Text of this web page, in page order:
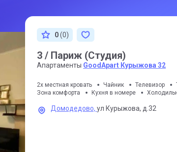
0(0)
3 / Париж (Студия)
Апартаменты GoodApart Курыжова 32
2х местная кровать Чайник Телевизор
Зона комфорта
Кухня в номере
Домодедово,ул Курыжова, д.32